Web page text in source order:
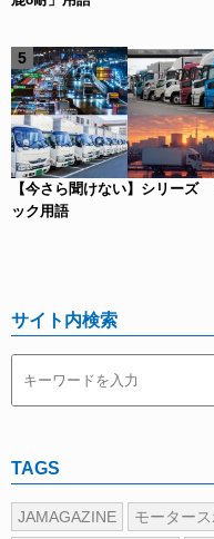
【今さら聞けない】シリーズ
ック用語
サイト内検索
TAGS
JAMAGAZINE モーター